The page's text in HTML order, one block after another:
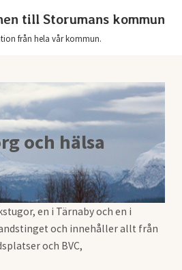
till Storumans kommun
från hela vår kommun.
och hälsa
en i Tärnaby och en i
och innehåller allt från
och BVC,